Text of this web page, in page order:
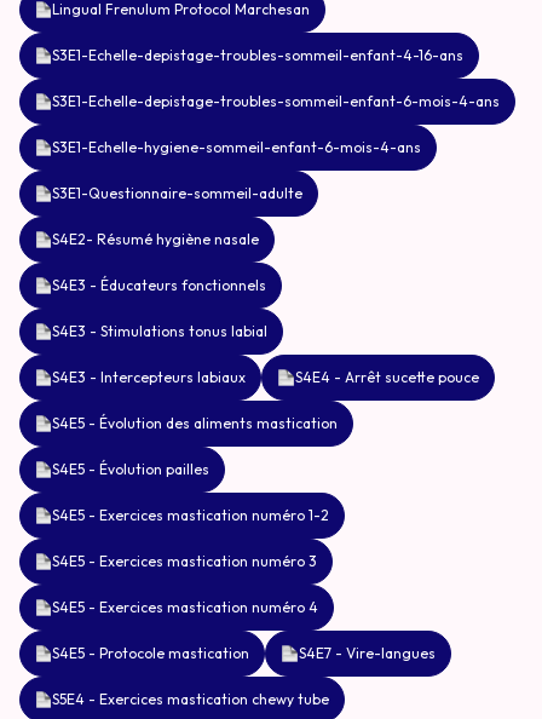
4.9 : Post-op
QUIZZ SAISON 4
Lingual Frenulum Protocol Marchesan
S3E1-Echelle-depistage-troubles-sommeil-enfant-4-16-ans
S3E1-Echelle-depistage-troubles-sommeil-enfant-6-mois-4-ans
S3E1-Echelle-hygiene-sommeil-enfant-6-mois-4-ans
S3E1-Questionnaire-sommeil-adulte
S4E2- Résumé hygiène nasale
S4E3 - Éducateurs fonctionnels
S4E3 - Stimulations tonus labial
S4E3 - Intercepteurs labiaux S4E4 - Arrêt sucette pouce
S4E5 - Évolution des aliments mastication
S4E5 - Évolution pailles
S4E5 - Exercices mastication numéro 1-2
S4E5 - Exercices mastication numéro 3
S4E5 - Exercices mastication numéro 4
S4E5 - Protocole mastication S4E7 - Vire-langues
S5E4 - Exercices mastication chewy tube